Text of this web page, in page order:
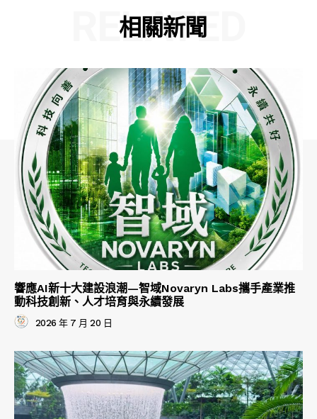
相關新聞
RELATED
響應AI新十大建設浪潮—智域Novaryn Labs攜手產業推
動科技創新、人才培育與永續發展
2026 年 7 月 20 日